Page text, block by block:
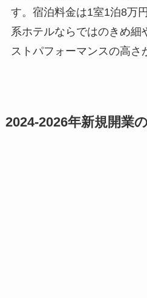
す。宿泊料金は1室1泊8万
系ホテルならではのきめ細
ストパフォーマンスの高さ
2024-2026年新規開業